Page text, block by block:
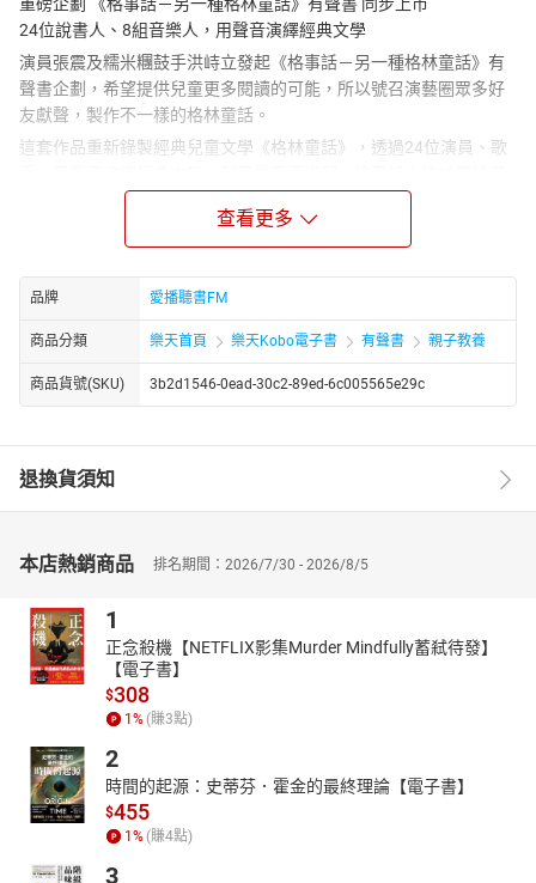
24位說書人、8組音樂人，用聲音演繹經典文學
演員張震及糯米糰鼓手洪峙立發起《格事話－另一種格林童話》有
聲書企劃，希望提供兒童更多閱讀的可能，所以號召演藝圈眾多好
友獻聲，製作不一樣的格林童話。
這套作品重新錄製經典兒童文學《格林童話》，透過24位演員、歌
集》文字，創造更多想像空間，不僅培養孩子們美好的品格，並探
「夢幻綺情」、「寓言宿命」、「善有善報」、「說到做到」、
「天真無敵」、「惡魔同行」，內含72個故事，並邀請8組音樂人，
針對不同主題、個別故事內容，創作每一首故事的專屬配樂，讓親
子共讀的時光，不僅透過閱讀培養孩童的品格與對人性、是非價值
觀的理解，更希望透過音樂的陶冶，提供另一種素養發展的伴讀旅
24位演員、歌手 擔任說書人齊獻聲（按照姓氏筆劃排序）
蘇慧倫、魏如萱、鳳小岳、猴子飛行員王湯尼、張榕容、張孝全、
五月天石頭、五月天瑪莎、王若琳
Cheer(謝青翰）、LEO37+SOSS、SKARAOKE、何灝、陳穎達、許
志遠（Point HSU）、賴文軒、盪在空中
公益合作
騷耳出品的《格事話》有聲書本著公益慈善、回饋社會之初心，將
有聲書部分收益投入財團法人臺北市志玲姊姊慈善基金會的「遲緩
兒童早期療育計畫」以及「偏鄉兒少學習圓夢計畫」，支持0-6 歲發
展遲緩兒童的學習與醫療資源、扶助經濟弱勢學童的教育與文化傳
承。
關於財團法人臺北市志玲姊姊慈善基金會
查看更多
品牌 愛播聽書FM
商品分類 樂天首頁 樂天Kobo電子書 有聲書 親子教養
商品貨號(SKU) 3b2d1546-0ead-30c2-89ed-6c005565e29c
退換貨須知
本店熱銷商品 排名期間：2026/7/30 - 2026/8/5
1
正念殺機【NETFLIX影集Murder Mindfully蓄弒待發】
【電子書】
$308
1 % (賺3點)
2
時間的起源：史蒂芬．霍金的最終理論【電子書】
$455
1 % (賺4點)
3